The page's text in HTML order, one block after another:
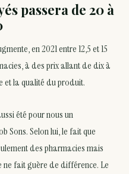
passera de 20 à
en 2021 entre 12,5 et 15
à des prix allant de dix à
et la qualité du produit.
été pour nous un
Sons. Selon lui, le fait que
des pharmacies mais
ne fait guère de différence. Le